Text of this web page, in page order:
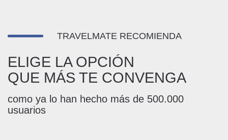
TRAVELMATE RECOMIENDA
ELIGE LA OPCIÓN
QUE MÁS TE CONVENGA
como ya lo han hecho más de 500.000
usuarios